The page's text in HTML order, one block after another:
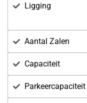
Ligging
Aantal Zalen
Capaciteit
Parkeercapaciteit